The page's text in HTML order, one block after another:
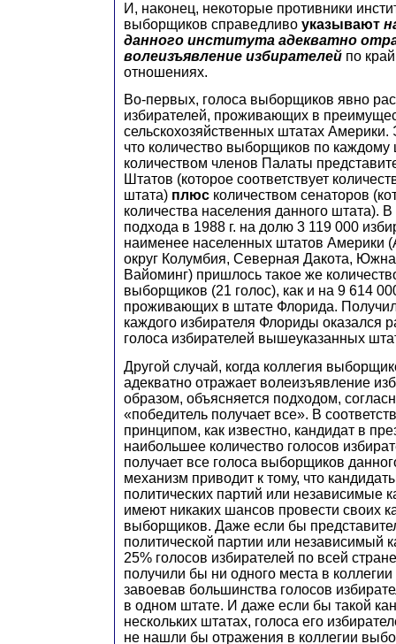
И, наконец, некоторые противники
выборщиков справедливо указывают
данного института адекватно
волеизъявление избирателей по
отношениях.
Во-первых, голоса выборщиков явно
избирателей, проживающих в
сельскохозяйственных штатах Америки.
что количество выборщиков по каждому
количеством членов Палаты
Штатов (которое соответствует
штата) плюс количеством сенаторов
количества населения данного штата). В
подхода в 1988 г. на долю 3 119 000
наименее населенных штатов Америки
округ Колумбия, Северная Дакота,
Вайоминг) пришлось такое же
выборщиков (21 голос), как и на 9 614
проживающих в штате Флорида.
каждого избирателя Флориды оказался
голоса избирателей вышеуказанных
Другой случай, когда коллегия
адекватно отражает волеизъявление
образом, объясняется подходом,
«победитель получает все». В
принципом, как известно, кандидат в
наибольшее количество голосов
получает все голоса выборщиков
механизм приводит к тому, что
политических партий или независимые
имеют никаких шансов провести своих
выборщиков. Даже если бы
политической партии или независимый
25% голосов избирателей по всей
получили бы ни одного места в
завоевав большинства голосов
в одном штате. И даже если бы такой
нескольких штатах, голоса его
не нашли бы отражения в коллегии